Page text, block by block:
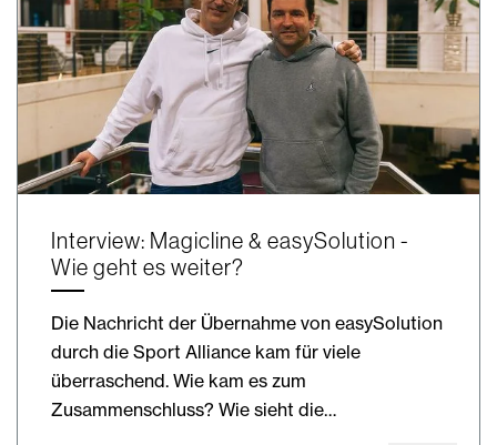
Interview: Magicline & easySolution -
Wie geht es weiter?
Die Nachricht der Übernahme von easySolution
durch die Sport Alliance kam für viele
überraschend. Wie kam es zum
Zusammenschluss? Wie sieht die…